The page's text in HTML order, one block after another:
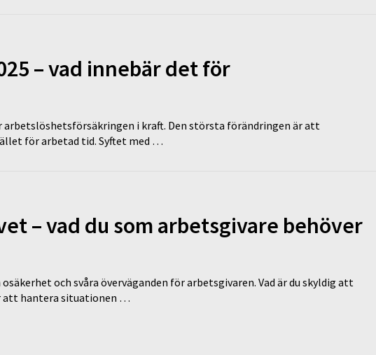
– vad innebär det för
arbetslöshetsförsäkringen i kraft. Den största förändringen är att
för arbetad tid. Syftet med …
– vad du som arbetsgivare behöver
och svåra överväganden för arbetsgivaren. Vad är du skyldig att
att hantera situationen …